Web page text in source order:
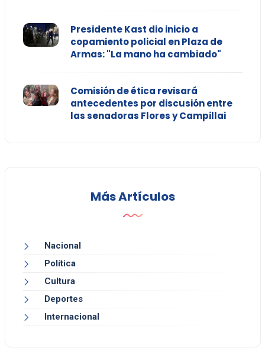
Presidente Kast dio inicio a
copamiento policial en Plaza de
Armas: "La mano ha cambiado"
Comisión de ética revisará
antecedentes por discusión entre
las senadoras Flores y Campillai
Más Artículos
Nacional
Política
Cultura
Deportes
Internacional